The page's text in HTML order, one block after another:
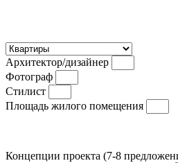
Архитектор/дизайнер
Фотограф
Стилист
Площадь жилого помещения
Концепции проекта (7-8